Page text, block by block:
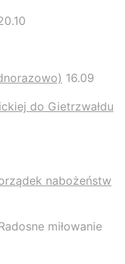
16.09
do Gietrzwałdu
nabożeństw
miłowanie